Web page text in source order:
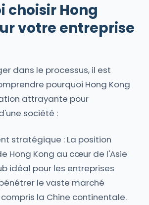
choisir Hong
votre entreprise
dans le processus, il est
pourquoi Hong Kong
attrayante pour
société :
stratégique : La position
Hong Kong au cœur de l'Asie
idéal pour les entreprises
le vaste marché
la Chine continentale.